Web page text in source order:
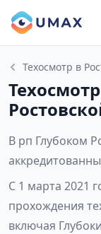
Техосмотр в
В рп Глубоком
С 1 марта 2021
прохождения
включая